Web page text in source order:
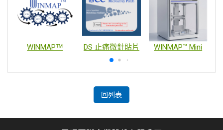
WINMAPᵀᴹ DS 止痛微針貼片 WINMAP™ Mini
回列表